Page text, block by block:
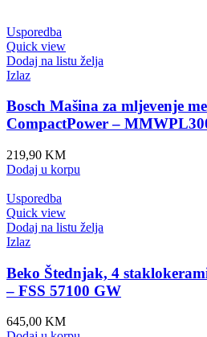
Usporedba
Quick view
Dodaj na listu želja
Izlaz
Bosch Mašina za mljevenje
CompactPower –
219,90 KM
Dodaj u korpu
Usporedba
Quick view
Dodaj na listu želja
Izlaz
Beko Štednjak, 4
– FSS 57100 GW
645,00 KM